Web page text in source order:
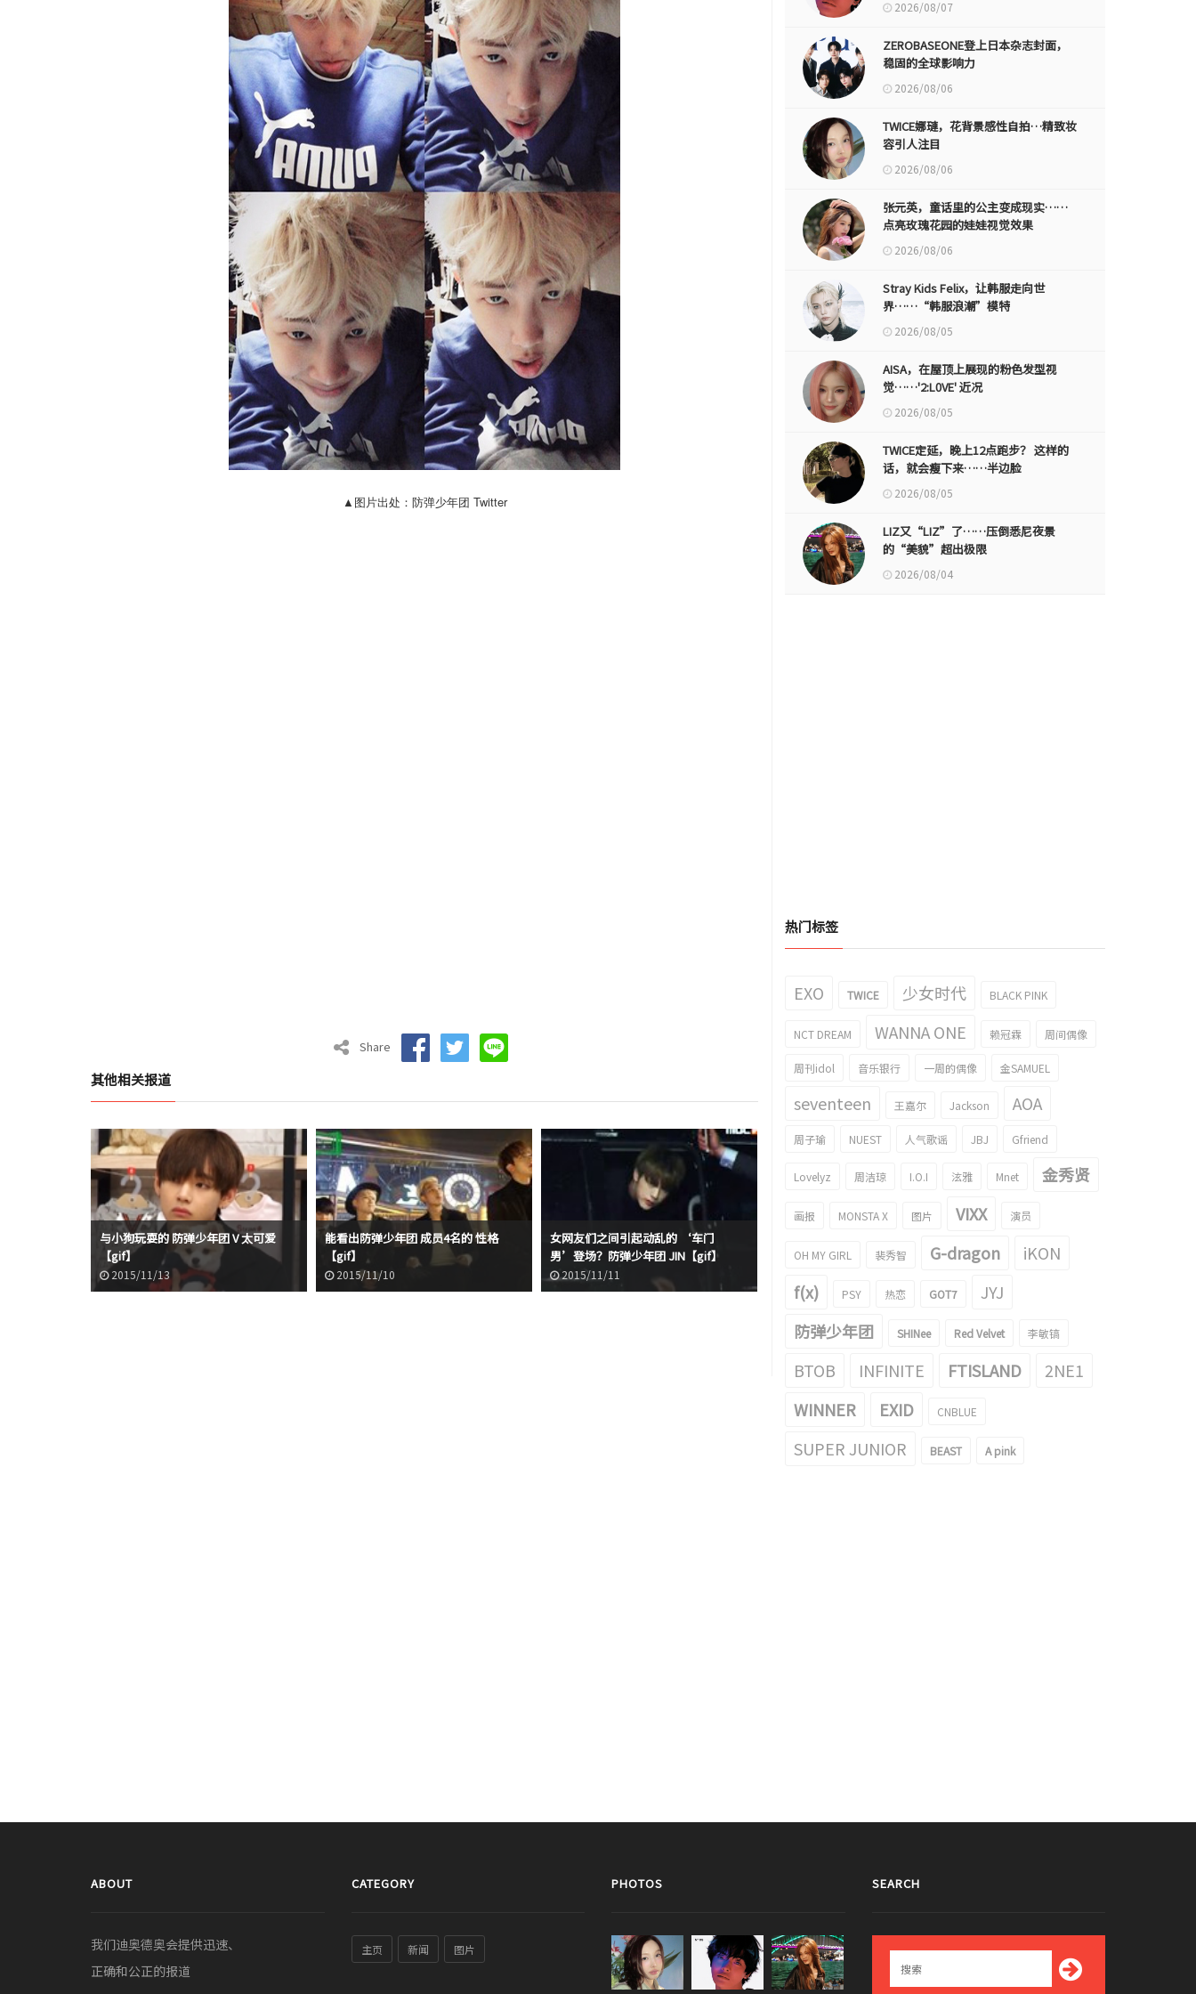
▲图片出处：防弹少年团 Twitter
Share
其他相关报道
与小狗玩耍的 防弹少年团 V 太可爱
【gif】
2015/11/13
能看出防弹少年团 成员4名的 性格
【gif】
2015/11/10
女网友们之间引起动乱的 ‘车门
男’登场？防弹少年团 JIN【gif】
2015/11/11
2026/08/07
ZEROBASEONE登上日本杂志封面，
稳固的全球影响力
2026/08/06
TWICE娜璉，花背景感性自拍…精致妆
容引人注目
2026/08/06
张元英，童话里的公主变成现实……
点亮玫瑰花园的娃娃视觉效果
2026/08/06
Stray Kids Felix，让韩服走向世
界……“韩服浪潮”模特
2026/08/05
AISA，在屋顶上展现的粉色发型视
觉……'2:L0VE' 近况
2026/08/05
TWICE定延，晚上12点跑步？ 这样的
话，就会瘦下来……半边脸
2026/08/05
LIZ又“LIZ”了……压倒悉尼夜景
的“美貌”超出极限
2026/08/04
热门标签
EXO TWICE 少女时代 BLACK PINK
NCT DREAM WANNA ONE 赖冠霖 周间偶像
周刊idol 音乐银行 一周的偶像 金SAMUEL
seventeen 王嘉尔 Jackson AOA
周子瑜 NUEST 人气歌谣 JBJ Gfriend
Lovelyz 周洁琼 I.O.I 泫雅 Mnet 金秀贤
画报 MONSTA X 图片 VIXX 演员
OH MY GIRL 裴秀智 G-dragon
iKON
f(x)
PSY 热恋 GOT7
JYJ
防弹少年团
SHINee Red Velvet 李敏镐
BTOB INFINITE FTISLAND
2NE1
WINNER
EXID CNBLUE
SUPER JUNIOR BEAST A pink
ABOUT
我们迪奥德奥会提供迅速、
正确和公正的报道
CATEGORY
主页 新闻 图片
PHOTOS SEARCH